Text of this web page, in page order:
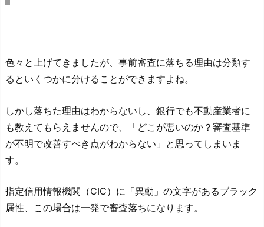
色々と上げてきましたが、事前審査に落ちる理由は分類す
るといくつかに分けることができますよね。
しかし落ちた理由はわからないし、銀行でも不動産業者に
も教えてもらえませんので、「どこが悪いのか？審査基準
が不明で改善すべき点がわからない」と思ってしまいま
す。
指定信用情報機関（CIC）に「異動」の文字があるブラック
属性、この場合は一発で審査落ちになります。